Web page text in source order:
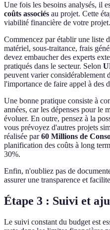
Une fois les besoins analysés, il
coûts associés au projet. Cette
viabilité financière de votre projet.
Commencez par établir une liste
matériel, sous-traitance, frais
devez embaucher des experts
pratiqués dans le secteur. Selon
peuvent varier considérablement
l'importance de faire appel à des
Une bonne pratique consiste à
années, car les dépenses pour le
évoluer. En outre, pensez à la
vous prévoyez d'autres projets
réalisée par60 Millions de
planification des coûts à long
30%.
Enfin, n'oubliez pas de
assurer une transparence et
Étape 3 : Suivi et
Le suivi constant du budget est